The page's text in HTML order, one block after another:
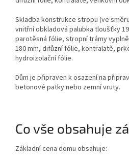
Skladba konstrukce stropu (ve
vnitřní obkladová palubka tloušťky
parotěsná fólie, stropní trámy
180 mm, difůzní fólie, kontralatě,
hydroizolační fólie.
Dům je připraven k osazení na
betonové patky nebo zemní vruty.
Co vše obsahuje
Základní cena domu obsahuje: